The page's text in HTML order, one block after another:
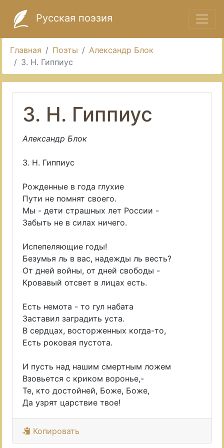
Русская поэзия
Главная Поэты
Александр Блок
3. Н. Гиппиус
3. Н. Гиппиус
Александр Блок
3. Н. Гиппиус
Рожденные в года глухие
Пути не помнят своего.
Мы - дети страшных лет России -
Забыть не в силах ничего.
Испепеляющие годы!
Безумья ль в вас, надежды ль весть?
От дней войны, от дней свободы -
Кровавый отсвет в лицах есть.
Есть немота - то гул набата
Заставил заградить уста.
В сердцах, восторженных когда-то,
Есть роковая пустота.
И пусть над нашим смертным ложем
Взовьется с криком воронье,-
Те, кто достойней, Боже, Боже,
Да узрят царствие твое!
Копировать